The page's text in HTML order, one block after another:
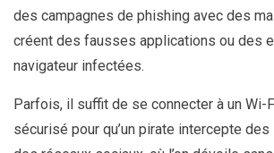
des campagnes de phishing avec des
créent des fausses applications ou des
navigateur infectées.
Parfois, il suffit de se connecter à un Wi-
sécurisé pour qu’un pirate intercepte